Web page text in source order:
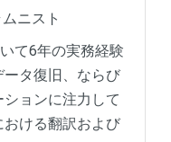
ニスト
て6年の実務経験
タ復旧、ならび
ョンに注力して
ける翻訳および